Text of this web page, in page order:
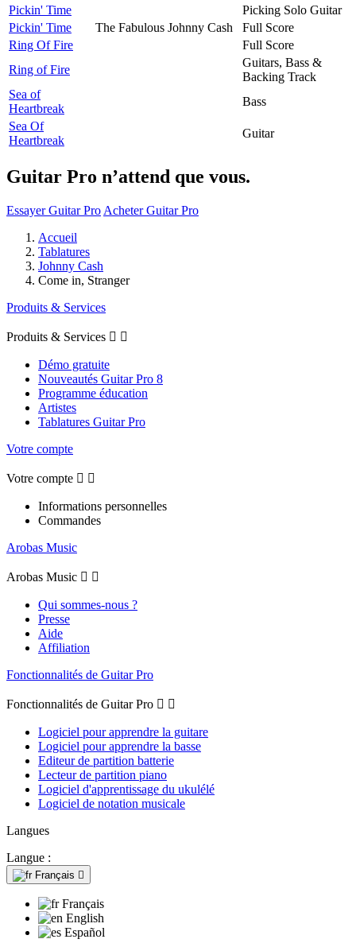
Pickin' Time
Picking Solo Guitar
Pickin' Time
The Fabulous Johnny Cash
Full Score
Ring Of Fire
Full Score
Ring of Fire
Guitars, Bass &
Backing Track
Sea of
Heartbreak
Bass
Sea Of
Heartbreak
Guitar
Guitar Pro n’attend que vous.
Essayer Guitar Pro Acheter Guitar Pro
Accueil
Tablatures
Johnny Cash
Come in, Stranger
Produits & Services
Produits & Services  
Démo gratuite
Nouveautés Guitar Pro 8
Programme éducation
Artistes
Tablatures Guitar Pro
Votre compte
Votre compte  
Informations personnelles
Commandes
Arobas Music
Arobas Music  
Qui sommes-nous ?
Presse
Aide
Affiliation
Fonctionnalités de Guitar Pro
Fonctionnalités de Guitar Pro  
Logiciel pour apprendre la guitare
Logiciel pour apprendre la basse
Editeur de partition batterie
Lecteur de partition piano
Logiciel d'apprentissage du ukulélé
Logiciel de notation musicale
Langues
Langue :
Français 
Français
English
Español